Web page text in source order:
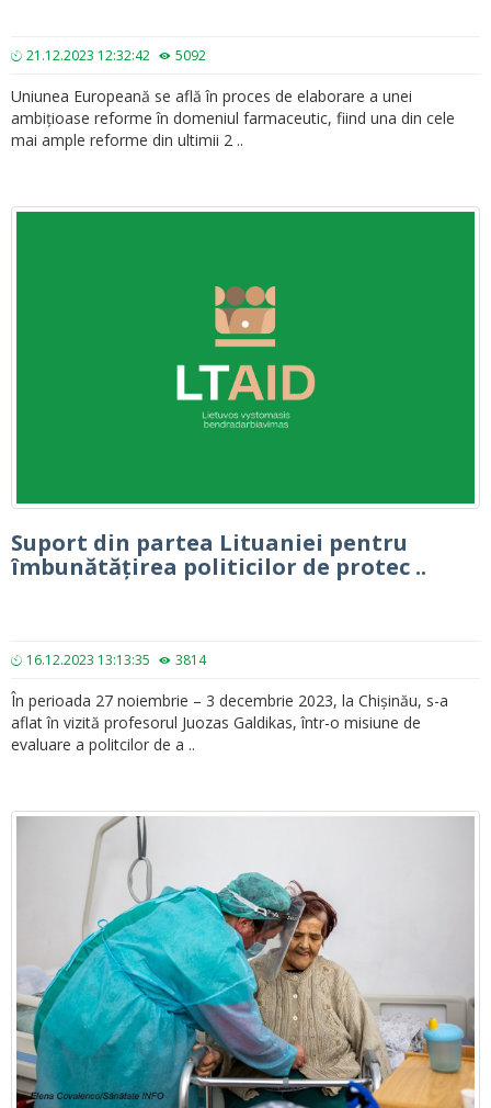
21.12.2023 12:32:42 5092
Uniunea Europeană se află în proces de elaborare a unei
ambițioase reforme în domeniul farmaceutic, fiind una din cele
mai ample reforme din ultimii 2 ..
Suport din partea Lituaniei pentru
îmbunătățirea politicilor de protec ..
16.12.2023 13:13:35 3814
În perioada 27 noiembrie – 3 decembrie 2023, la Chișinău, s-a
aflat în vizită profesorul Juozas Galdikas, într-o misiune de
evaluare a politcilor de a ..